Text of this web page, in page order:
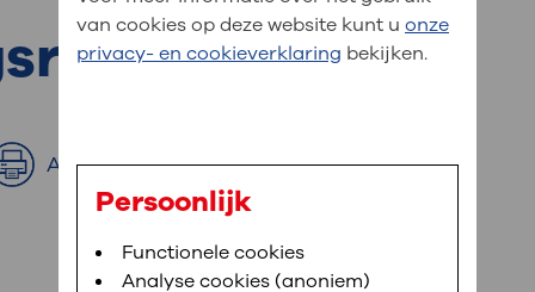
navigatie
bent u naar op
Bloedafname,MijnOLVG,Digitalisering
medische gegevens
In MijnOLVG kunt u uw medische
het u uitkomt. OLVG breidt MijnOLVG
Afdrukken
van cookies op deze website kunt u onze
privacy- en cookieverklaring bekijken.
Persoonlijk
Functionele cookies
Analyse cookies (anoniem)